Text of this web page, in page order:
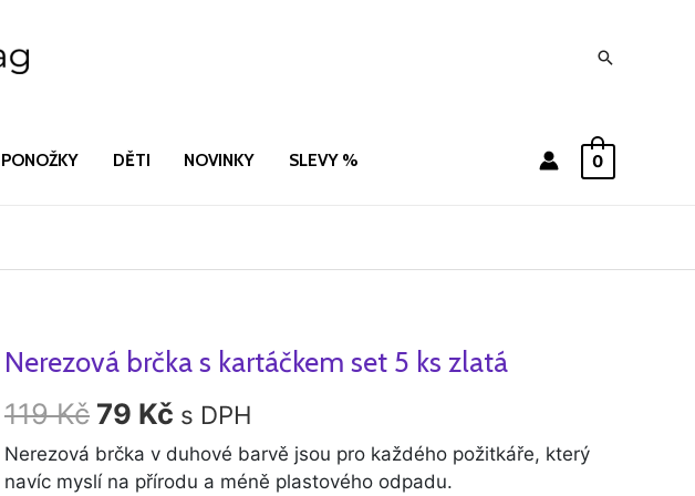
Hledat
PONOŽKY DĚTI NOVINKY SLEVY % 0
Nerezová brčka s kartáčkem set 5 ks zlatá
119Kč
Původní
cena
byla:
79 Kč
Aktuální
cena
je:
s DPH
Nerezová brčka v duhové barvě jsou pro každého požitkáře, který
navíc myslí na přírodu a méně plastového odpadu.
Nerezová
s
kartáčkem
set